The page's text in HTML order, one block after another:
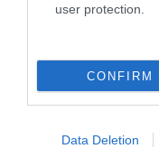
user protection.
CONFIRM
Data Deletion